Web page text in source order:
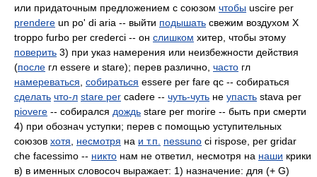
или придаточным предложением с союзом чтобы uscire per
prendere un po' di aria -- выйти подышать свежим воздухом Х
troppo furbo per crederci -- он слишком хитер, чтобы этому
поверить 3) при указ намерения или неизбежности действия
(после гл essere и stare); перев различно, часто гл
намереваться собираться essere per fare qc -- собираться
сделать что-л stare per cadere -- чуть-чуть не упасть stava per
piovere -- собирался дождь stare per morire -- быть при смерти
4) при обознач уступки; перев с помощью уступительных
союзов хотя несмотря на и т.п. nessuno ci rispose, per gridar
che facessimo -- никто нам не ответил, несмотря на наши крики
в) в именных словосоч выражает: 1) назначение: для (+ G)